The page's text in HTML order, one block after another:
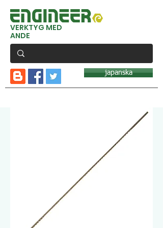
VERKTYG MED
ANDE
japanska